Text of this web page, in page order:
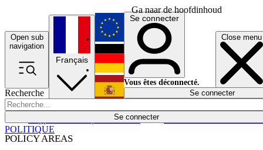
Ga naar de hoofdinhoud
Open sub
navigation
Close menu
Recherche
Se connecter
POLICY AREAS
Économie
Français
English
Deutsch
Español
Se connecter
Vous êtes déconnecté.
Se connecter
POLITIQUE